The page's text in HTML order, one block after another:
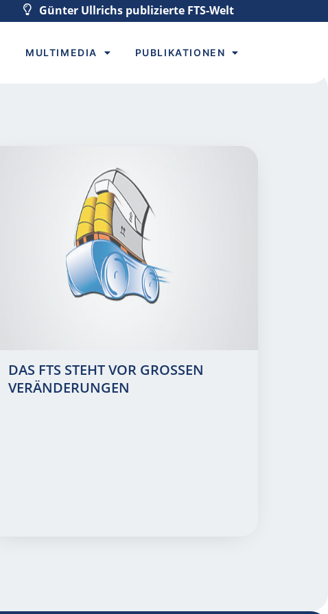
Günter Ullrichs publizierte FTS-Welt
MULTIMEDIA PUBLIKATIONEN
DAS FTS STEHT VOR GROSSEN V
ERÄNDERUNGEN